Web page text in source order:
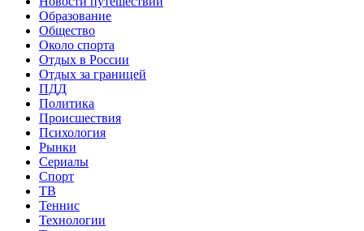
Образование
Общество
Около спорта
Отдых в России
Отдых за границей
ПДД
Политика
Происшествия
Психология
Рынки
Сериалы
Спорт
ТВ
Теннис
Технологии